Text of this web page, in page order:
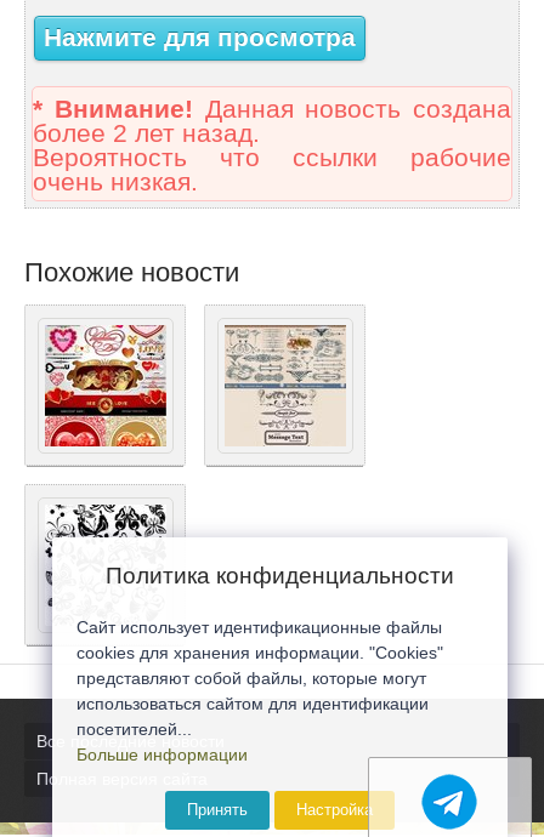
Нажмите для просмотра
* Внимание! Данная новость создана
более 2 лет назад.
Вероятность что ссылки рабочие
очень низкая.
Похожие новости
Все последние новости
Полная версия сайта
Политика конфиденциальности
Сайт использует идентификационные файлы
cookies для хранения информации. "Cookies"
представляют собой файлы, которые могут
использоваться сайтом для идентификации
посетителей...
Больше информации
Принять Настройка